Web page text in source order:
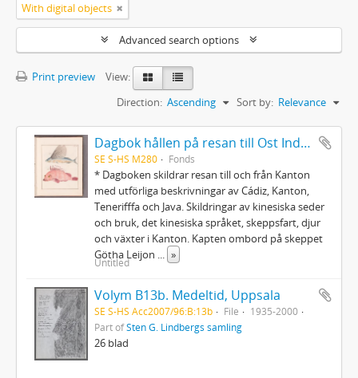
With digital objects
Advanced search options
Print preview
View:
Sort by: Relevance
Direction: Ascending
Dagbok hållen på resan till Ost Indien begynt den 18 octobr: 1746 och slutad den 20 juni 1749
SE S-HS M280 Fonds
* Dagboken skildrar resan till och från Kanton
med utförliga beskrivningar av Cádiz, Kanton,
Tenerifffa och Java. Skildringar av kinesiska seder
och bruk, det kinesiska språket, skeppsfart, djur
och växter i Kanton. Kapten ombord på skeppet
Götha Leijon
»
Untitled
Volym B13b. Medeltid, Uppsala
SE S-HS Acc2007/96:B:13b File
1935-2000
Part ofSten G. Lindbergs samling
26 blad